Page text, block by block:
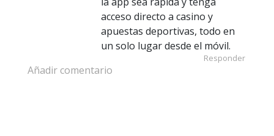
acceso directo a casino y
apuestas deportivas, todo en
un solo lugar desde el móvil.
Responder
Añadir comentario